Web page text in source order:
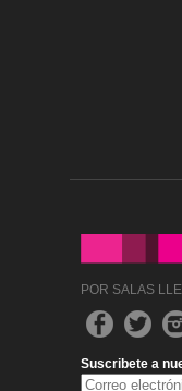
POR SALAS
Suscribete a